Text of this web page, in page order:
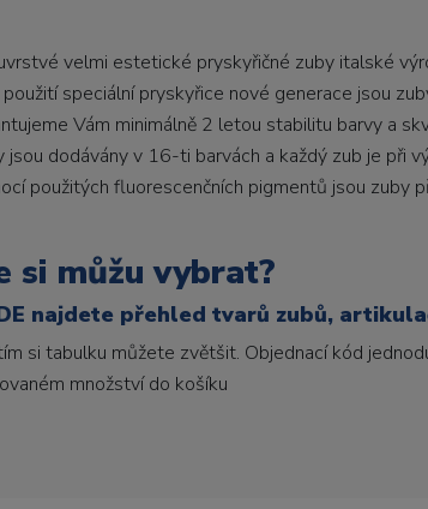
velmi estetické pryskyřičné zuby italské
použití speciální pryskyřice nové generace jsou
Vám minimálně 2 letou stabilitu barvy a
jsou dodávány v 16-ti barvách a každý zub je při
použitých fluorescenčních pigmentů jsou zuby
si můžu vybrat?
najdete přehled tvarů zubů,
si tabulku můžete zvětšit. Objednací kód
množství do košíku